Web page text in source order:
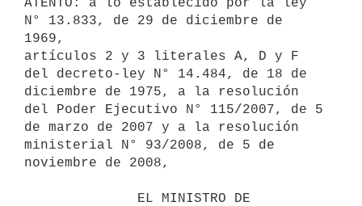
N° 13.833, de 29 de diciembre de
1969,
artículos 2 y 3 literales A, D y F
del decreto-ley N° 14.484, de 18 de
diciembre de 1975, a la resolución
del Poder Ejecutivo N° 115/2007, de 5
de marzo de 2007 y a la resolución
ministerial N° 93/2008, de 5 de
noviembre de 2008,